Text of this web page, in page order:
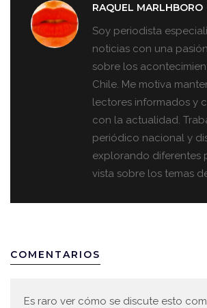
RAQUEL MARLHBORO
Soy periodista
noticias con una
sobre los
Chile. Me motiva
lectores informados y
con la actualidad.
periódico nacional y
explorando diferentes
vista sobre los temas
COMENTARIOS
Es raro ver cómo se discute esto